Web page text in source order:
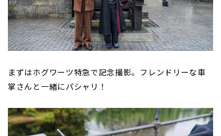
まずはホグワーツ特急で記念撮影。フレンドリーな車
掌さんと一緒にパシャリ！